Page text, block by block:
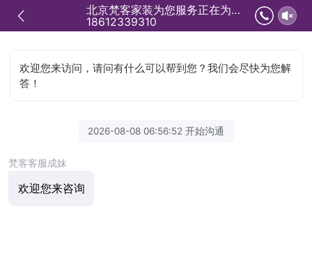
北京梵客家装为您服务正在为您服务
18612339310
欢迎您来访问，请问有什么可以帮到您？我们会尽快为您解
答！
2026-08-08 06:56:52 开始沟通
梵客客服成妹
欢迎您来咨询